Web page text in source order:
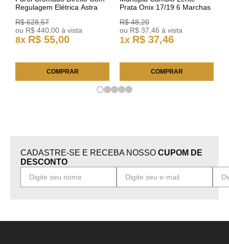
Regulagem Elétrica Astra
R$ 628,57
ou R$ 440 00 à vista
8x R$ 55,00
COMPRAR
Prata Onix 17/19 6 Marchas
R$ 48,20
ou R$ 37 46 à vista
1x R$ 37,46
COMPRAR
CADASTRE-SE E RECEBA NOSSO CUPOM DE
DESCONTO